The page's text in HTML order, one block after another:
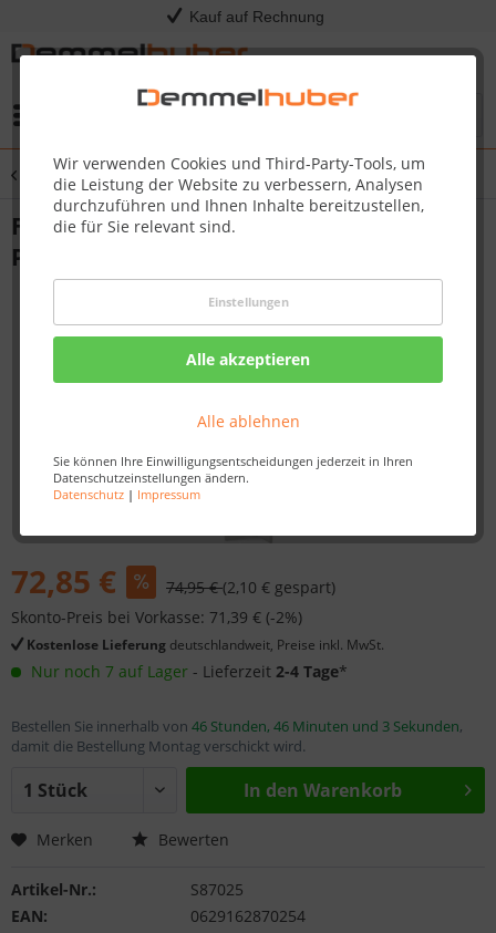
Kauf auf Rechnung
Wir verwenden Cookies und Third-Party-Tools, um
die Leistung der Website zu verbessern, Analysen
durchzuführen und Ihnen Inhalte bereitzustellen,
die für Sie relevant sind.
Einstellungen
Alle akzeptieren
Alle ablehnen
Sie können Ihre Einwilligungsentscheidungen jederzeit in Ihren
Datenschutzeinstellungen ändern.
Datenschutz| Impressum
Übersicht Gasgrills PRESTIGE SERIES
Flammverteilersystem Rogue® 525,
Prestige®, PRO 500, Edelstahl (7er-Set)
72,85 € 74,95 €(2,10 € gespart)
Skonto-Preis bei Vorkasse: 71,39 € (-2%)
Kostenlose Lieferung deutschlandweit, Preise inkl. MwSt.
Nur noch 7 auf Lager - Lieferzeit 2-4 Tage*
Bestellen Sie innerhalb von 46 Stunden, 46 Minuten und 3 Sekunden,
damit die Bestellung Montag verschickt wird.
In den Warenkorb
Merken Bewerten
Artikel-Nr.:
S87025
EAN:
0629162870254